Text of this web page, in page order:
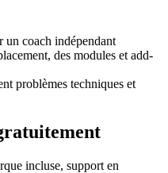
un coach indépendant
des modules et add-
problèmes techniques et
incluse, support en